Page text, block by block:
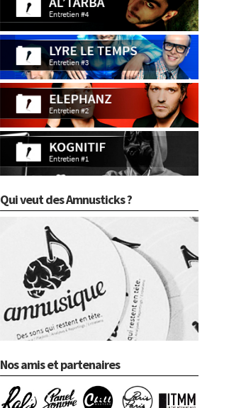
Qui veut des Amnusticks ?
Nos amis et partenaires